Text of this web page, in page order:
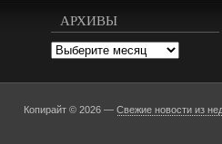
АРХИВЫ
Архивы
Копирайт © 2026 —Свежие новости из